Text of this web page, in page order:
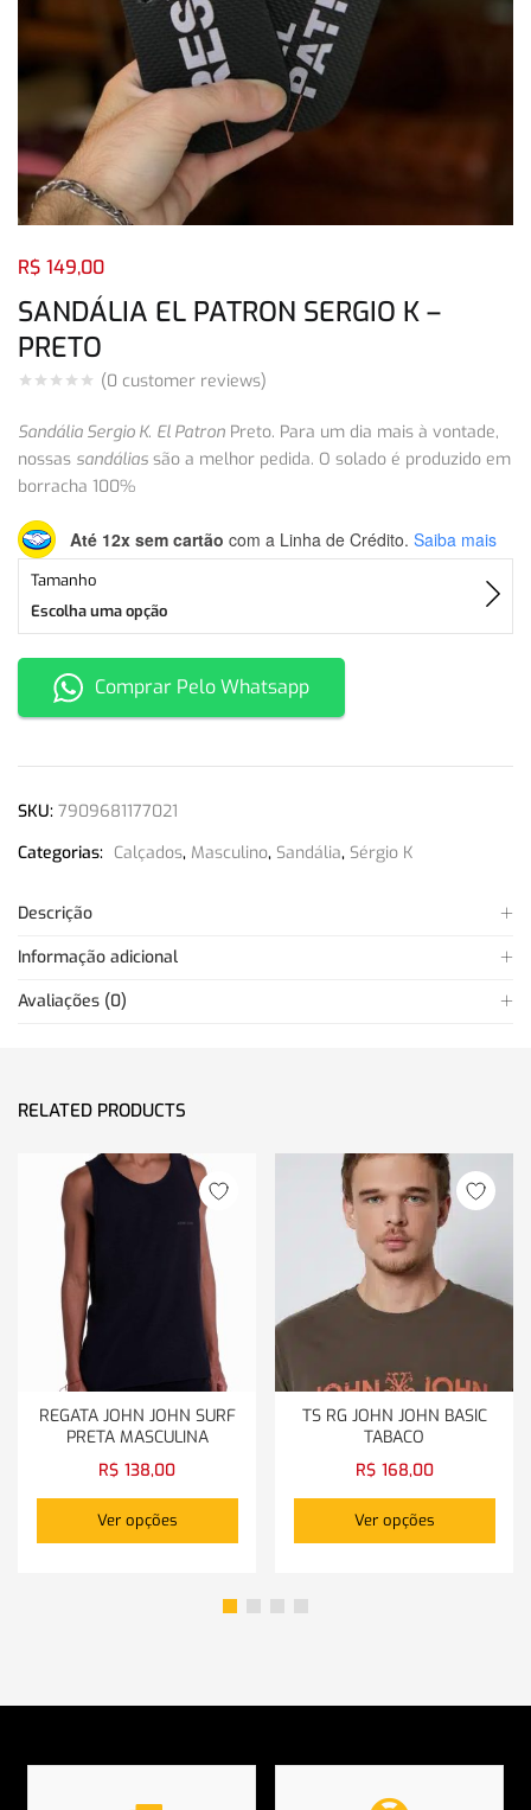
SANDÁLIA EL PATRON SERGIO K –
PRETO
(0 customer reviews)
R$ 149,00
Sandália Sergio K. El Patron Preto. Para um dia mais à vontade,
nossas sandálias são a melhor pedida. O solado é produzido em
borracha 100%
Até 12x sem cartão com a Linha de Crédito. Saiba mais
Tamanho
Escolha uma opção
Comprar Pelo Whatsapp
SKU: 7909681177021
Categorias: Calçados, Masculino, Sandália, Sérgio K
Descrição
Informação adicional
Avaliações (0)
RELATED PRODUCTS
REGATA JOHN JOHN SURF
PRETA MASCULINA
R$ 138,00
Ver opções
TS RG JOHN JOHN BASIC
TABACO
R$ 168,00
Ver opções
Login comFacebook Login com
Login comFacebook